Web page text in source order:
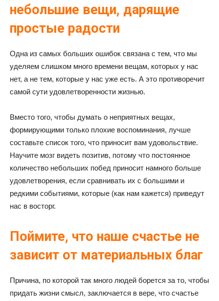
небольшие вещи, дарящие
простые радости
Одна из самых больших ошибок связана с тем, что мы
уделяем слишком много времени вещам, которых у нас
нет, а не тем, которые у нас уже есть. А это противоречит
самой сути удовлетворенности жизнью.
Вместо того, чтобы думать о неприятных вещах,
формирующими только плохие воспоминания, лучше
составьте список того, что приносит вам удовольствие.
Научите мозг видеть позитив, потому что постоянное
количество небольших побед приносит намного больше
удовлетворения, если сравнивать их с большими и
редкими событиями, которые (как нам кажется) приведут
нас в восторг.
Поймите, что наше счастье не
зависит от материальных благ
Причина, по которой так много людей борется за то, чтобы
придать жизни смысл, заключается в вере, что счастье